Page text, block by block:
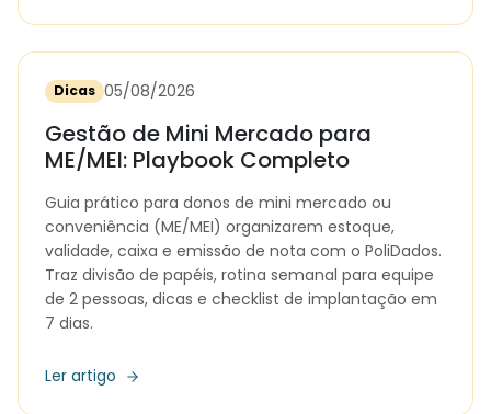
Dicas 05/08/2026
Gestão de Mini Mercado para
ME/MEI: Playbook Completo
Guia prático para donos de mini mercado ou
conveniência (ME/MEI) organizarem estoque,
validade, caixa e emissão de nota com o PoliDados.
Traz divisão de papéis, rotina semanal para equipe
de 2 pessoas, dicas e checklist de implantação em
7 dias.
Ler artigo